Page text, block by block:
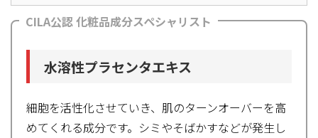
CILA公認 化粧品成分スペシャリスト
水溶性プラセンタエキス
細胞を活性化させていき、肌のターンオーバーを高
めてくれる成分です。シミやそばかすなどが発生し